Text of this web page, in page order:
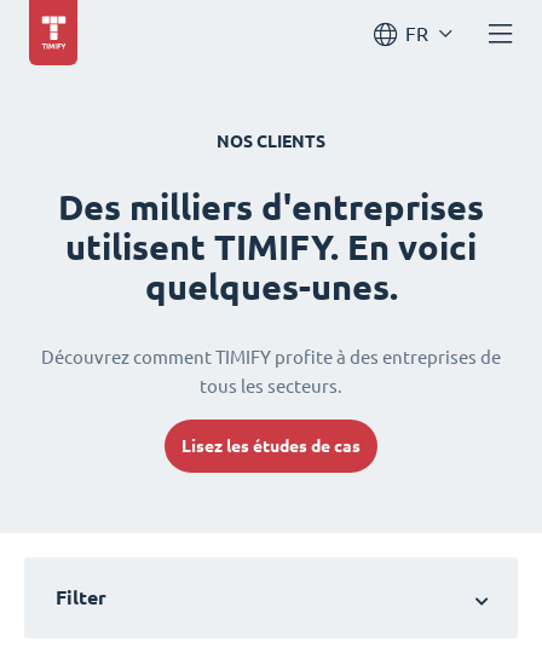
FR
NOS CLIENTS
Des milliers d'entreprises
utilisent TIMIFY. En voici
quelques-unes.
Découvrez comment TIMIFY profite à des entreprises de
tous les secteurs.
Lisez les études de cas
Filter